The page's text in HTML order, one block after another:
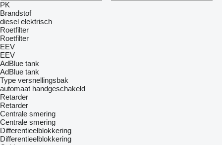
PK
Brandstof
diesel elektrisch
Roetfilter
Roetfilter
EEV
EEV
AdBlue tank
AdBlue tank
Type versnellingsbak
automaat handgeschakeld
Retarder
Retarder
Centrale smering
Centrale smering
Differentieelblokkering
Differentieelblokkering